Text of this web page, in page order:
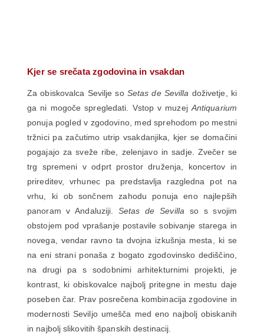
Kjer se srečata zgodovina in vsakdan
Za obiskovalca Sevilje so Setas de Sevilla doživetje, ki
ga ni mogoče spregledati. Vstop v muzej Antiquarium
ponuja pogled v zgodovino, med sprehodom po mestni
tržnici pa začutimo utrip vsakdanjika, kjer se domačini
pogajajo za sveže ribe, zelenjavo in sadje. Zvečer se
trg spremeni v odprt prostor druženja, koncertov in
prireditev, vrhunec pa predstavlja razgledna pot na
vrhu, ki ob sončnem zahodu ponuja eno najlepših
panoram v Andaluziji.Setas de Sevilla so s svojim
obstojem pod vprašanje postavile sobivanje starega in
novega, vendar ravno ta dvojna izkušnja mesta, ki se
na eni strani ponaša z bogato zgodovinsko dediščino,
na drugi pa s sodobnimi arhitekturnimi projekti, je
kontrast, ki obiskovalce najbolj pritegne in mestu daje
poseben čar. Prav posrečena kombinacija zgodovine in
modernosti Seviljo umešča med eno najbolj obiskanih
in najbolj slikovitih španskih destinacij.